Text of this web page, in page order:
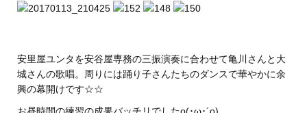
安里屋ユンタを安谷屋専務の三振演奏に合わせて亀川さんと大
城さんの歌唱。周りには踊り子さんたちのダンスで華やかに余
興の幕開けです☆☆